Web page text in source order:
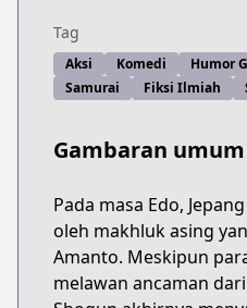
Tag
Aksi Komedi Humor
Samurai
Fiksi Ilmiah
Gambaran umum
Pada masa Edo,
oleh makhluk asing
Amanto. Meskipun
melawan ancaman